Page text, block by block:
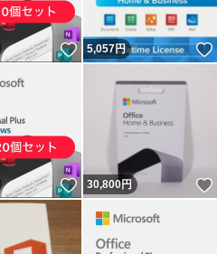
いいね！
5,057円
いいね！
30,800円